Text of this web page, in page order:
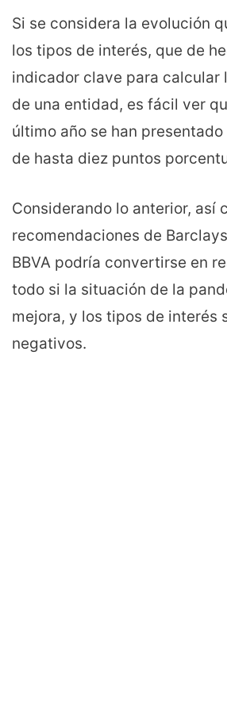
Si se considera la evolución
los tipos de interés, que de
indicador clave para calcular
de una entidad, es fácil ver
último año se han
de hasta diez puntos
Considerando lo anterior, así
recomendaciones de
BBVA podría convertirse en
todo si la situación de la
mejora, y los tipos de interés
negativos.